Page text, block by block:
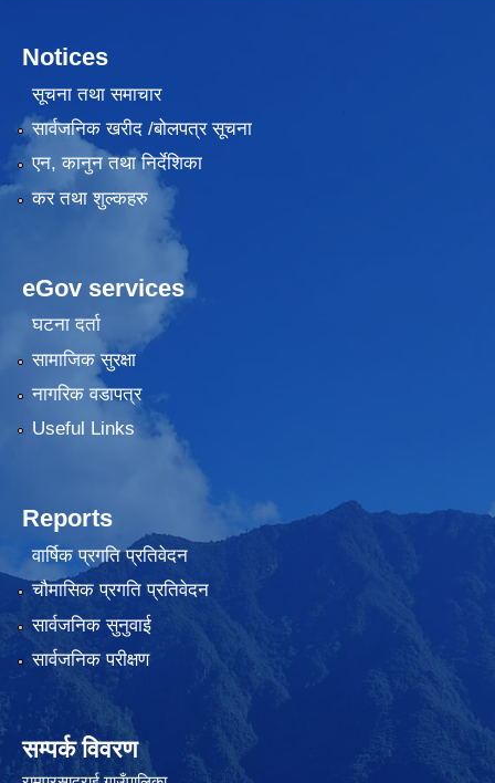
Notices
सूचना तथा समाचार
सार्वजनिक खरीद /बोलपत्र सूचना
एन, कानुन तथा निर्देशिका
कर तथा शुल्कहरु
eGov services
घटना दर्ता
सामाजिक सुरक्षा
नागरिक वडापत्र
Useful Links
Reports
वार्षिक प्रगति प्रतिवेदन
चौमासिक प्रगति प्रतिवेदन
सार्वजनिक सुनुवाई
सार्वजनिक परीक्षण
सम्पर्क विवरण